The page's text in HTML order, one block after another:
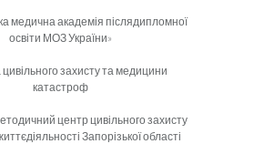
медична академія післядипломної
освіти МОЗ України»
захисту та медицини
катастроф
центр цивільного захисту
Запорізької області